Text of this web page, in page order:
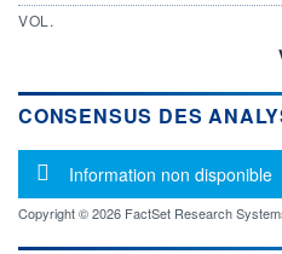
VOL.
CONSENSUS DES
Message d'information
Information non disponible
Copyright © 2026 FactSet Research